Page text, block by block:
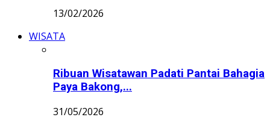
13/02/2026
WISATA
Ribuan Wisatawan Padati Pantai Bahagia
Paya Bakong,...
31/05/2026